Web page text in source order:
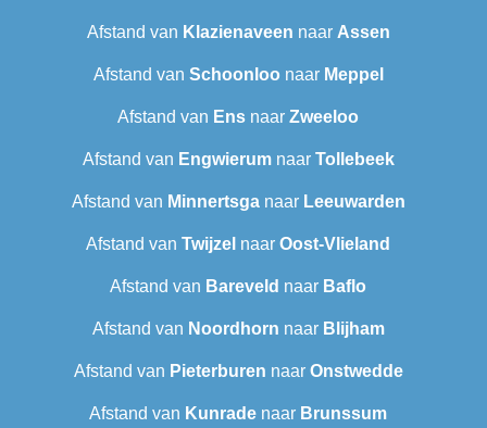
Afstand van Klazienaveen naar Assen
Afstand van Schoonloo naar Meppel
Afstand van Ens naar Zweeloo
Afstand van Engwierumnaar Tollebeek
Afstand van Minnertsganaar Leeuwarden
Afstand van Twijzel naar Oost-Vlieland
Afstand van Bareveld naar Baflo
Afstand van Noordhorn naar Blijham
Afstand van Pieterburen naar Onstwedde
Afstand van Kunrade naar Brunssum